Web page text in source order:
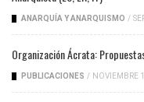
ANARQUÍA Y ANARQUISMO /
Organización Ácrata:
PUBLICACIONES / NOVIEMBRE